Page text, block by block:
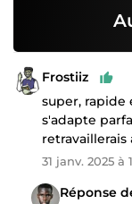
Frostiiz
super, rapide
s'adapte
retravaillerais
31 janv. 2025 à
Réponse